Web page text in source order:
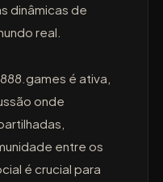
dinâmicas de
real.
é ativa,
onde
entre os
é crucial para